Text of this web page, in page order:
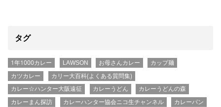
タグ
1年1000カレー LAWSON お母さんカレー
カップ麺
カツカレー
カリー大百科(よくある質問集)
カレー☆ハンター大阪遠征
カレーうどん
カレーうどんの森
カレーまん探訪
カレーハンター協会ニコ生チャンネル
カレーパン